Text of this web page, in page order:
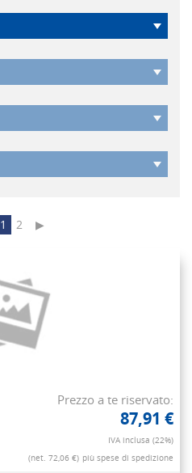
1 2 ▶
Prezzo a te riservato:
87,91 €
IVA inclusa (22%)
(net. 72,06 €) più spese di spedizione